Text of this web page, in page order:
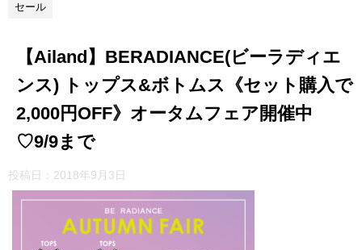
セール
【Ailand】BERADIANCE(ビーラディエ
ンス) トップス&ボトムス《セット購入で
2,000円OFF》オータムフェア開催中
♡9/9まで
投稿日： 2018年9月3日